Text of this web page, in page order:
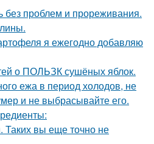
без проблем и прореживания.
я ежегодно добавляю
о ПОЛЬЗК сушёных яблок.
ежа в период холодов, не
и не выбрасывайте его.
Таких вы еще точно не